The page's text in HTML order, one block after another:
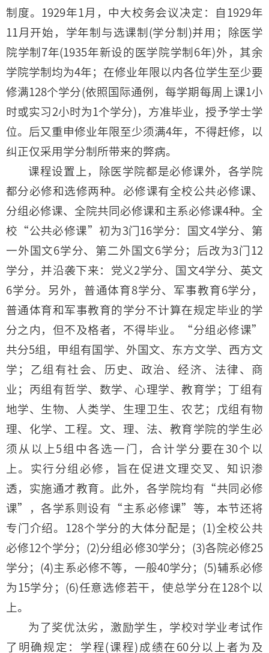
制度。1929年1月，中大校务会议决定：自1929年
11月开始，学年制与选课制(学分制)并用；除医学
院学制7年(1935年新设的医学院学制6年)外，其余
学院学制均为4年；在修业年限以内各位学生至少要
修满128个学分(依照国际通例，每学期每周上课1小
时或实习2小时为1个学分)，方准毕业，授予学士学
位。后又重申修业年限至少须满4年，不得赶修，以
纠正仅采用学分制所带来的弊病。
课程设置上，除医学院都是必修课外，各学院
都分必修和选修两种。必修课有全校公共必修课、
分组必修课、全院共同必修课和主系必修课4种。全
校“公共必修课”初为3门16学分：国文4学分、第
一外国文6学分、第二外国文6学分；后改为3门12
学分，并沿袭下来：党义2学分、国文4学分、英文
6学分。另外，普通体育8学分、军事教育6学分，
普通体育和军事教育的学分不计算在规定毕业的学
分之内，但不及格者，不得毕业。“分组必修课”
共分5组，甲组有国学、外国文、东方文学、西方文
学；乙组有社会、历史、政治、经济、法律、商
业；丙组有哲学、数学、心理学、教育学；丁组有
地学、生物、人类学、生理卫生、农艺；戊组有物
理、化学、工程。文、理、法、教育学院的学生必
须从以上5组中各选一门，合计学分要在30个以
上。实行分组必修，旨在促进文理交叉、知识渗
透，实施通才教育。此外，各学院均有“共同必修
课”，各学系则设有“主系必修课”等，本节还将
专门介绍。128个学分的大体分配是；(1)全校公共
必修12个学分；(2)分组必修30学分；(3)各院必修25
学分；(4)主系必修不等，一般40学分；(5)辅系必修
为15学分；(6)任意选修若干，使总学分在128个以
上。
为了奖优汰劣，激励学生，学校对学业考试作
了明确规定：学程(课程)成绩在60分以上者为及